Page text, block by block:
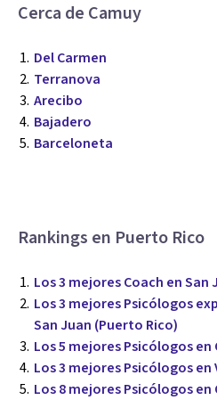
Cerca de Camuy
Del Carmen
Terranova
Arecibo
Bajadero
Barceloneta
Rankings en Puerto Rico
Los 3 mejores Coach en San
Los 3 mejores Psicólogos
San Juan (Puerto Rico)
Los 5 mejores Psicólogos
Los 3 mejores Psicólogos
Los 8 mejores Psicólogos en